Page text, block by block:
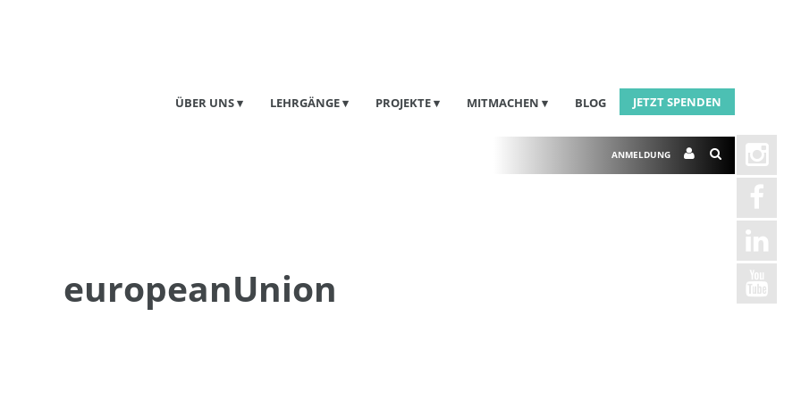
ÜBER UNS
LEHRGÄNGE PROJEKTE MITMACHEN BLOG JETZT SPENDEN
ANMELDUNG
europeanUnion